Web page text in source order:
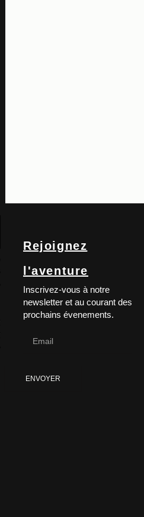
Rejoignez
l'aventure
Inscrivez-vous à notre
newsletter et au courant des
prochains évenements.
ENVOYER